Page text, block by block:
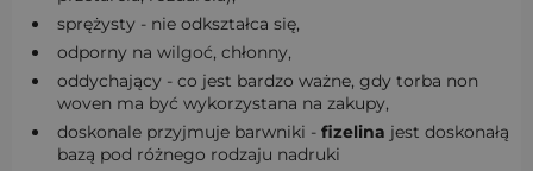
sprężysty - nie odkształca się,
odporny na wilgoć, chłonny,
oddychający - co jest bardzo ważne, gdy torba non
woven ma być wykorzystana na zakupy,
doskonale przyjmuje barwniki - fizelina jest doskonałą
bazą pod różnego rodzaju nadruki